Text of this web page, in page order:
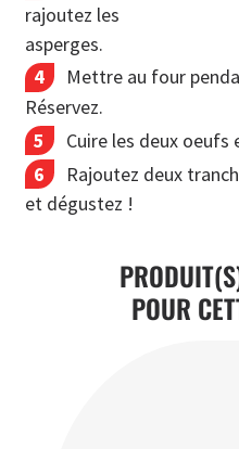
rajoutez les
asperges.
Mettre au four
Réservez.
Cuire les deux
Rajoutez deux
et dégustez !
POUR